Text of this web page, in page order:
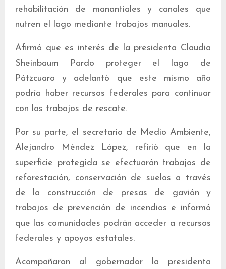
rehabilitación de manantiales y canales que
nutren el lago mediante trabajos manuales.
Afirmó que es interés de la presidenta Claudia
Sheinbaum Pardo proteger el lago de
Pátzcuaro y adelantó que este mismo año
podría haber recursos federales para continuar
con los trabajos de rescate.
Por su parte, el secretario de Medio Ambiente,
Alejandro Méndez López, refirió que en la
superficie protegida se efectuarán trabajos de
reforestación, conservación de suelos a través
de la construcción de presas de gavión y
trabajos de prevención de incendios e informó
que las comunidades podrán acceder a recursos
federales y apoyos estatales.
Acompañaron al gobernador la presidenta